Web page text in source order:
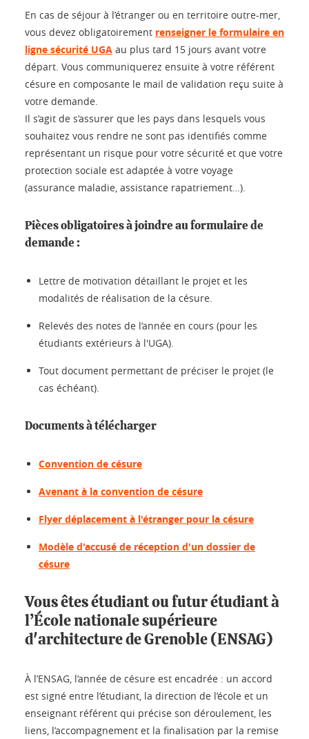
En cas de séjour à l’étranger ou en territoire outre-mer,
vous devez obligatoirement renseigner le formulaire en
ligne sécurité UGA au plus tard 15 jours avant votre
départ. Vous communiquerez ensuite à votre référent
césure en composante le mail de validation reçu suite à
votre demande.
Il s’agit de s’assurer que les pays dans lesquels vous
souhaitez vous rendre ne sont pas identifiés comme
représentant un risque pour votre sécurité et que votre
protection sociale est adaptée à votre voyage
(assurance maladie, assistance rapatriement…).
Pièces obligatoires à joindre au formulaire de
demande :
Lettre de motivation détaillant le projet et les
modalités de réalisation de la césure.
Relevés des notes de l’année en cours (pour les
étudiants extérieurs à l'UGA).
Tout document permettant de préciser le projet (le
cas échéant).
Documents à télécharger
Convention de césure
Avenant à la convention de césure
Flyer déplacement à l'étranger pour la césure
Modèle d'accusé de réception d'un dossier de
césure
Vous êtes étudiant ou futur étudiant à
l’École nationale supérieure
d'architecture de Grenoble (ENSAG)
À l’ENSAG, l’année de césure est encadrée : un accord
est signé entre l’étudiant, la direction de l’école et un
enseignant référent qui précise son déroulement, les
liens, l’accompagnement et la finalisation par la remise